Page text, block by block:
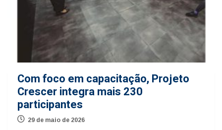
Com foco em capacitação, Projeto
Crescer integra mais 230
participantes
29 de maio de 2026